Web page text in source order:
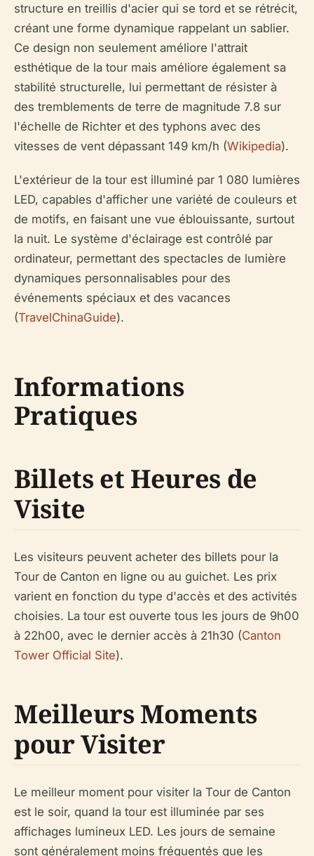
structure en treillis d'acier qui se tord et se rétrécit,
créant une forme dynamique rappelant un sablier.
Ce design non seulement améliore l'attrait
esthétique de la tour mais améliore également sa
stabilité structurelle, lui permettant de résister à
des tremblements de terre de magnitude 7.8 sur
l'échelle de Richter et des typhons avec des
vitesses de vent dépassant 149 km/h (Wikipedia).
L'extérieur de la tour est illuminé par 1 080 lumières
LED, capables d'afficher une variété de couleurs et
de motifs, en faisant une vue éblouissante, surtout
la nuit. Le système d'éclairage est contrôlé par
ordinateur, permettant des spectacles de lumière
dynamiques personnalisables pour des
événements spéciaux et des vacances
(TravelChinaGuide).
Informations
Pratiques
Billets et Heures de
Visite
Les visiteurs peuvent acheter des billets pour la
Tour de Canton en ligne ou au guichet. Les prix
varient en fonction du type d'accès et des activités
choisies. La tour est ouverte tous les jours de 9h00
à 22h00, avec le dernier accès à 21h30 (Canton
Tower Official Site).
Meilleurs Moments
pour Visiter
Le meilleur moment pour visiter la Tour de Canton
est le soir, quand la tour est illuminée par ses
affichages lumineux LED. Les jours de semaine
sont généralement moins fréquentés que les